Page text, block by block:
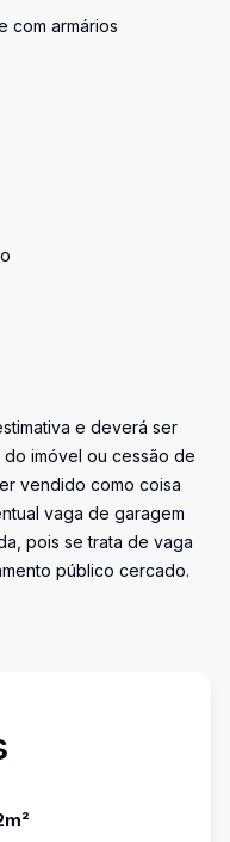
com armários
e deverá ser
imóvel ou cessão de
vendido como coisa
vaga de garagem
pois se trata de vaga
público cercado.
m²